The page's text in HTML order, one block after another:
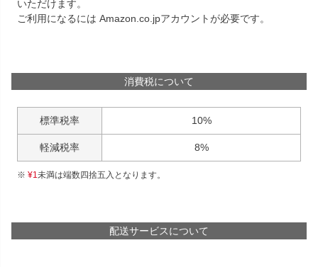
いただけます。
ご利用になるには Amazon.co.jpアカウントが必要です。
消費税について
標準税率 10%
軽減税率 8%
¥1 未満は端数四捨五入となります。
配送サービスについて